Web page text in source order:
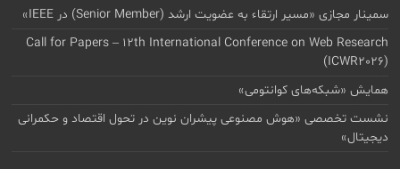
سمینار مجازی «مسیر ارتقاء به عضویت ارشد (Senior Member) در IEEE»
Call for Papers – 12th International Conference on Web Research
(ICWR2026)
همایش «شبکه‌های کوانتومی»
نشست تخصصی «هوش مصنوعی پیشران نوین در تحول اقتصاد و حکمرانی
دیجیتال»